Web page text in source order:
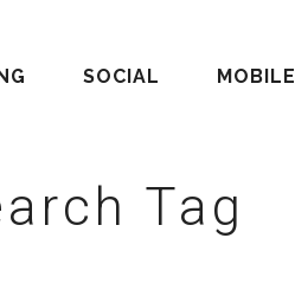
SOCIAL MOBILE
Tag